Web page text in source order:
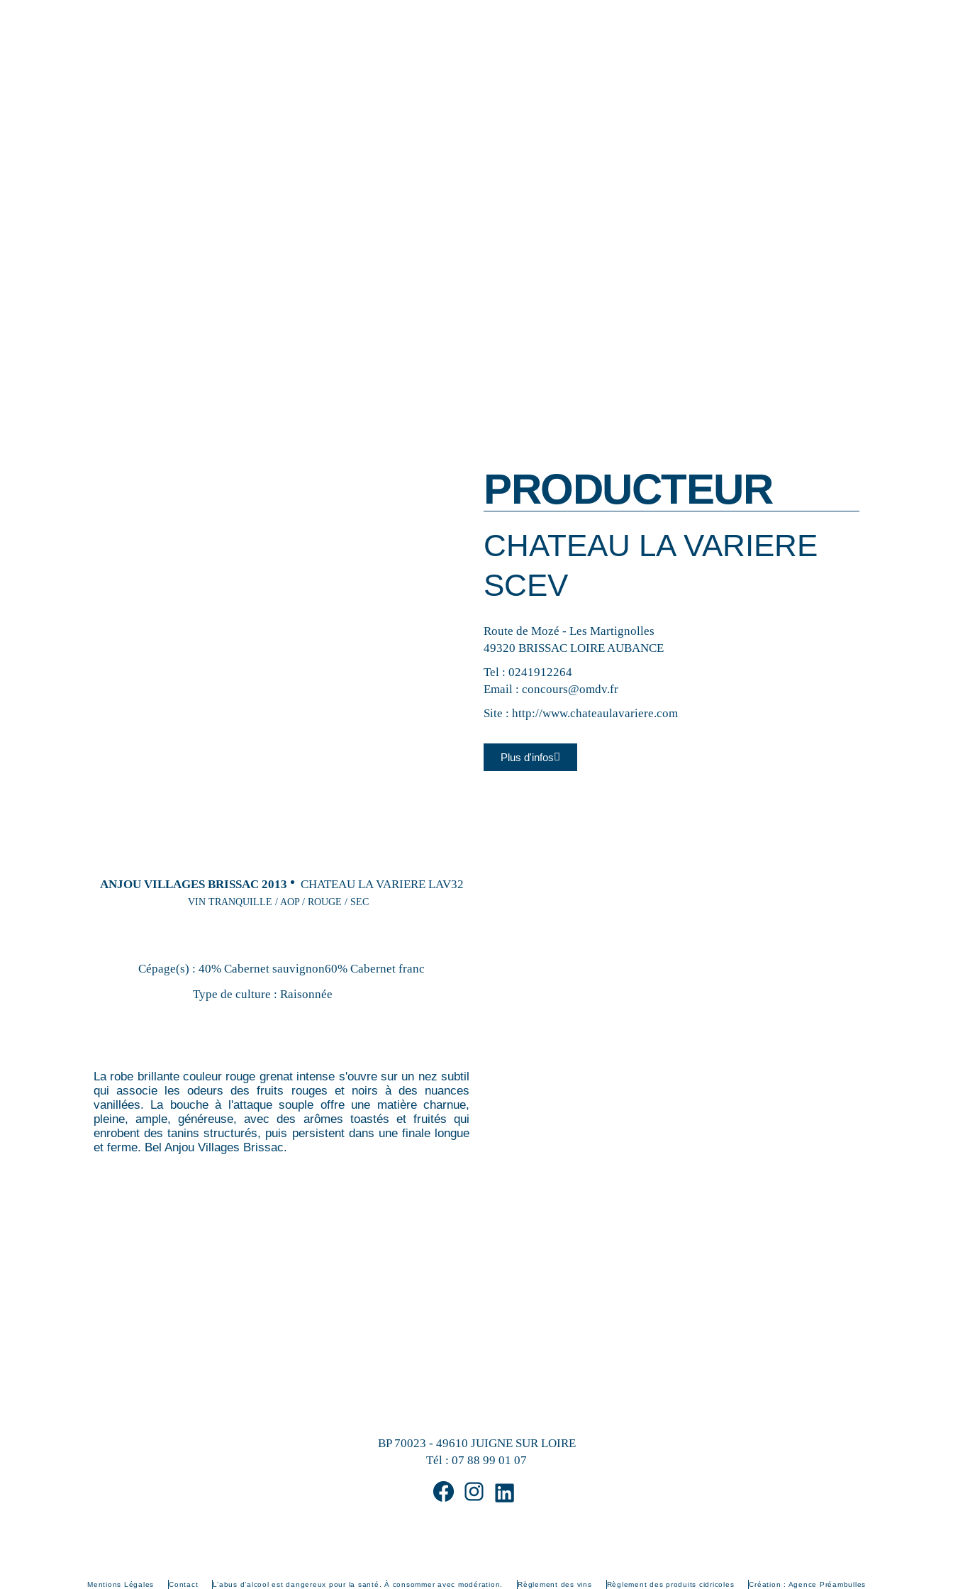
ANJOU VILLAGES BRISSAC 2013 CHATEAU LA VARIERE LAV32
VIN TRANQUILLE / AOP / ROUGE / SEC
Cépage(s) : 40% Cabernet sauvignon60% Cabernet franc
Type de culture : Raisonnée
La robe brillante couleur rouge grenat intense s'ouvre sur un nez subtil
qui associe les odeurs des fruits rouges et noirs à des nuances
vanillées. La bouche à l'attaque souple offre une matière charnue,
pleine, ample, généreuse, avec des arômes toastés et fruités qui
enrobent des tanins structurés, puis persistent dans une finale longue
et ferme. Bel Anjou Villages Brissac.
PRODUCTEUR
CHATEAU LA VARIERE
SCEV
Route de Mozé - Les Martignolles
49320 BRISSAC LOIRE AUBANCE
Tel : 0241912264
Email : concours@omdv.fr
Site : http://www.chateaulavariere.com
Plus d'infos
BP 70023 - 49610 JUIGNE SUR LOIRE
Tél : 07 88 99 01 07
Mentions Légales Contact L’abus d’alcool est dangereux pour la santé. À consommer avec modération. Règlement des vins Règlement des produits cidricoles Création : Agence Préambulles